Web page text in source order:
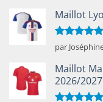
Maillot
Note5sur
5
par
Maillot
2026/2027